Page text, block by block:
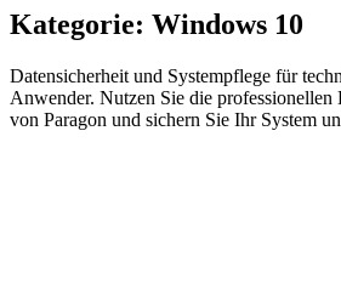
Kategorie: Windows 10
Datensicherheit und Systempflege für
Anwender. Nutzen Sie die professionellen
von Paragon und sichern Sie Ihr System